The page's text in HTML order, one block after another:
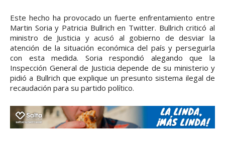
Este hecho ha provocado un fuerte enfrentamiento entre
Martin Soria y Patricia Bullrich en Twitter. Bullrich criticó al
ministro de Justicia y acusó al gobierno de desviar la
atención de la situación económica del país y perseguirla
con esta medida. Soria respondió alegando que la
Inspección General de Justicia depende de su ministerio y
pidió a Bullrich que explique un presunto sistema ilegal de
recaudación para su partido político.